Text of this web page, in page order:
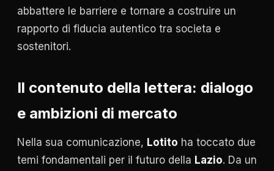
abbattere le barriere e tornare a costruire un
rapporto di fiducia autentico tra societa e
sostenitori.
Il contenuto della lettera: dialogo
e ambizioni di mercato
Nella sua comunicazione, Lotito ha toccato due
temi fondamentali per il futuro della Lazio. Da un